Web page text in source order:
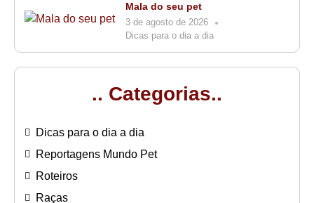
Mala do seu pet
3 de agosto de 2026
Dicas para o dia a dia
.. Categorias..
Dicas para o dia a dia
Reportagens Mundo Pet
Roteiros
Raças